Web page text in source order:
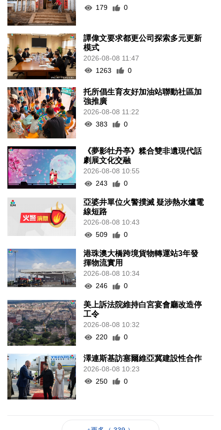
179
0
譚偉文要求都更公司探索多元更新
模式
2026-08-08 11:47
1263
0
托所倡生育友好加油站聯動社區加
強推廣
2026-08-08 11:22
383
0
《夢影牡丹亭》糅合雙非遺現代話
劇展文化交融
2026-08-08 10:55
243
0
亞婆井單位火警撲滅 疑涉熱水爐電
線短路
2026-08-08 10:43
509
0
港珠澳大橋跨境貨物轉運站3年發
揮物流實用
2026-08-08 10:34
246
0
美上訴法院維持白宮宴會廳改造停
工令
2026-08-08 10:32
220
0
澤連斯基訪塞爾維亞冀建設性合作
2026-08-08 10:23
250
0